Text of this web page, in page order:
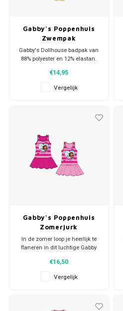
Gabby's Poppenhuis
Zwempak
Gabby's Dollhouse badpak van
88% polyester en 12% elastan.
van Gabby en Cakey.
Helemaal trendy naar de
€14,95
Vergelijk
Gabby's Poppenhuis
Zomerjurk
In de zomer loop je heerlijk te
flaneren in dit luchtige Gabby
katoen.
Gabby en Pandy Poek staan
afgebeeld op deze mooie
€16,50
Vergelijk